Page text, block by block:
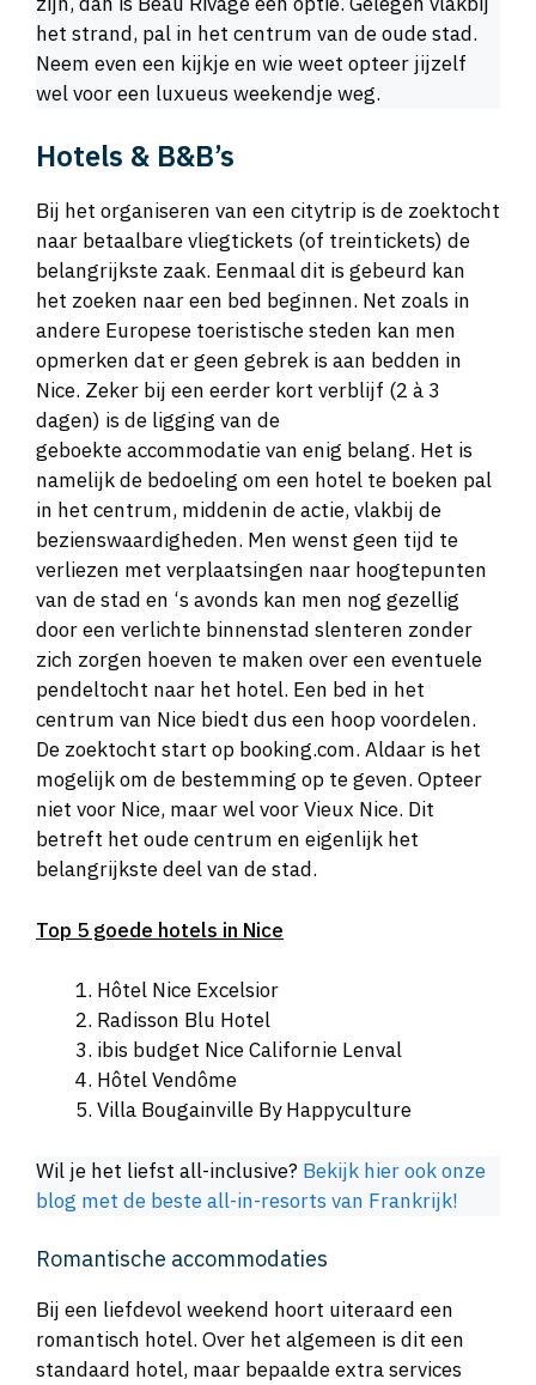
het strand, pal in het centrum van de oude stad.
Neem even een kijkje en wie weet opteer jijzelf
wel voor een luxueus weekendje weg.
Hotels & B&B’s
Bij het organiseren van een citytrip is de zoektocht
naar betaalbare vliegtickets (of treintickets) de
belangrijkste zaak. Eenmaal dit is gebeurd kan
het zoeken naar een bed beginnen. Net zoals in
andere Europese toeristische steden kan men
opmerken dat er geen gebrek is aan bedden in
Nice. Zeker bij een eerder kort verblijf (2 à 3
dagen) is de ligging van de
geboekte accommodatie van enig belang. Het is
namelijk de bedoeling om een hotel te boeken pal
in het centrum, middenin de actie, vlakbij de
bezienswaardigheden. Men wenst geen tijd te
verliezen met verplaatsingen naar hoogtepunten
van de stad en ‘s avonds kan men nog gezellig
door een verlichte binnenstad slenteren zonder
zich zorgen hoeven te maken over een eventuele
pendeltocht naar het hotel. Een bed in het
centrum van Nice biedt dus een hoop voordelen.
De zoektocht start op booking.com. Aldaar is het
mogelijk om de bestemming op te geven. Opteer
niet voor Nice, maar wel voor Vieux Nice. Dit
betreft het oude centrum en eigenlijk het
belangrijkste deel van de stad.
Top 5 goede hotels in Nice
Hôtel Nice Excelsior
Radisson Blu Hotel
ibis budget Nice Californie Lenval
Hôtel Vendôme
Villa Bougainville By Happyculture
Wil je het liefst all-inclusive? Bekijk hier ook onze
blog met de beste all-in-resorts van Frankrijk!
Romantische accommodaties
Bij een liefdevol weekend hoort uiteraard een
romantisch hotel. Over het algemeen is dit een
standaard hotel, maar bepaalde extra services